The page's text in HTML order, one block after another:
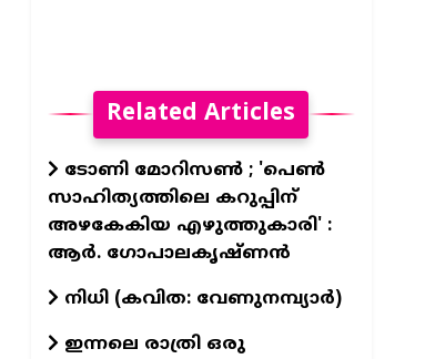
Related Articles
ടോണി മോറിസൺ ; 'പെൺ
സാഹിത്യത്തിലെ കറുപ്പിന്
അഴകേകിയ എഴുത്തുകാരി' :
ആർ. ഗോപാലകൃഷ്ണൻ
നിധി (കവിത: വേണുനമ്പ്യാർ)
ഇന്നലെ രാത്രി ഒരു